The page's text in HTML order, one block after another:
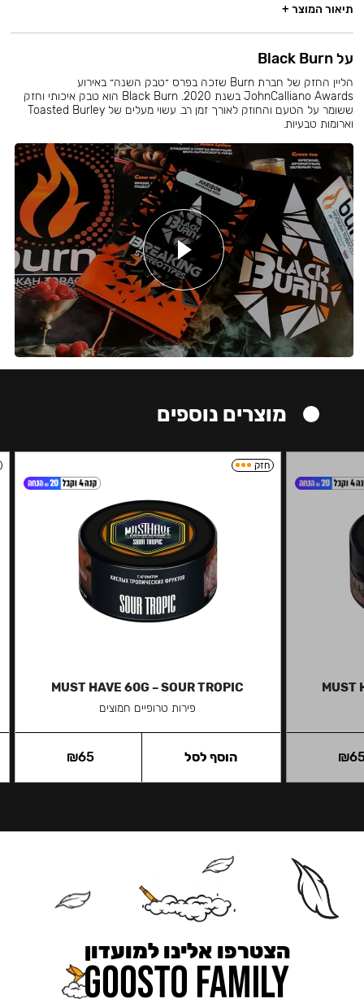
תיאור המוצר +
על Black Burn
הליין החזק של חברת Burn שזכה בפרס ״טבק השנה״ באירוע
JohnCalliano Awards בשנת 2020. Black Burn הוא טבק איכותי וחזק
ששומר על הטעם והחוזק לאורך זמן רב. עשוי מעלים של Toasted Burley
וארומות טבעיות.
מוצרים נוספים
MUST
₪
חזק
MUST HAVE 60G – SOUR TROPIC
פירות טרופיים חמוצים
₪65 הוסף לסל
הצטרפו אלינו למועדון